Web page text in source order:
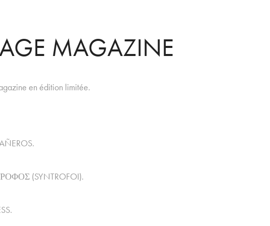
MAGAZINE
en édition limitée.
.
(SYNTROFOI).